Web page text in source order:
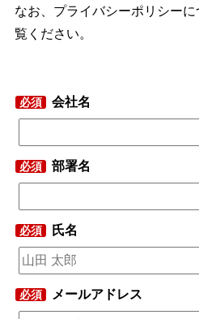
なお、プライバシーポリシー
覧ください。
必須 会社名
必須 部署名
必須 氏名
必須 メールアドレス